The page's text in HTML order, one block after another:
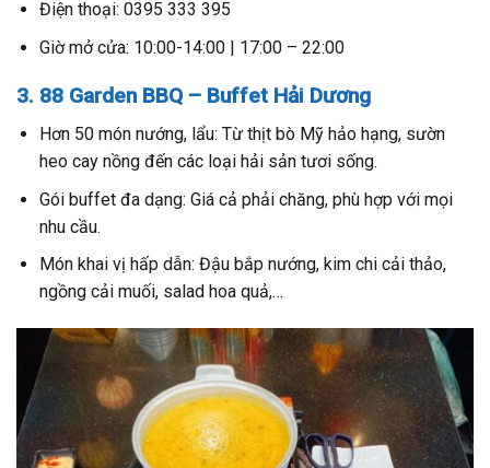
Điện thoại: 0395 333 395
Giờ mở cửa: 10:00-14:00 | 17:00 – 22:00
3. 88 Garden BBQ – Buffet Hải Dương
Hơn 50 món nướng, lẩu: Từ thịt bò Mỹ hảo hạng, sườn
heo cay nồng đến các loại hải sản tươi sống.
Gói buffet đa dạng: Giá cả phải chăng, phù hợp với mọi
nhu cầu.
Món khai vị hấp dẫn: Đậu bắp nướng, kim chi cải thảo,
ngồng cải muối, salad hoa quả,…